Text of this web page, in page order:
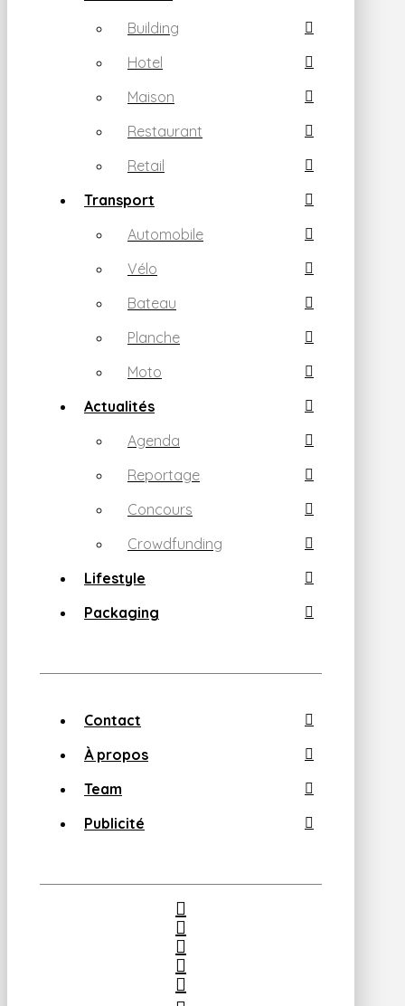
Building
Hotel
Maison
Restaurant
Retail
Transport
Automobile
Vélo
Bateau
Planche
Moto
Actualités
Agenda
Reportage
Concours
Crowdfunding
Lifestyle
Packaging
Contact
À propos
Team
Publicité